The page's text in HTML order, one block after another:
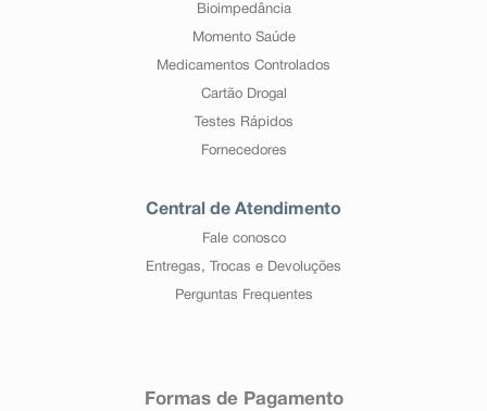
Bioimpedância
Momento Saúde
Medicamentos Controlados
Cartão Drogal
Testes Rápidos
Fornecedores
Central de Atendimento
Fale conosco
Entregas, Trocas e Devoluções
Perguntas Frequentes
Formas de Pagamento